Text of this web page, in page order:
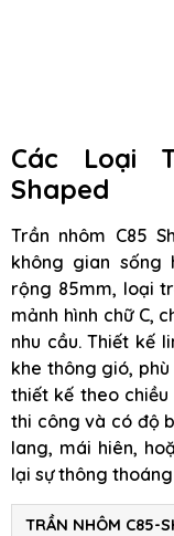
Các Loại
Shaped
Trần nhôm C85
không gian sống
rộng 85mm, loại
mảnh hình chữ C,
nhu cầu. Thiết kế
khe thông gió,
thiết kế theo chiều
thi công và có độ
lang, mái hiên,
lại sự thông
TRẦN NHÔM C85-